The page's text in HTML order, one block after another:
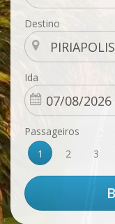
Destino
Ida
Passageiros
1
2 3